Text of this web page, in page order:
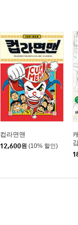
컵라면맨
12,600원 (10% 할인)